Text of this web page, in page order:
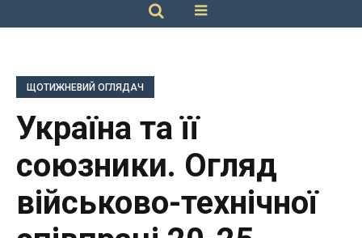
ЩОТИЖНЕВИЙ ОГЛЯДАЧ
Україна та її
союзники. Огляд
військово-технічної